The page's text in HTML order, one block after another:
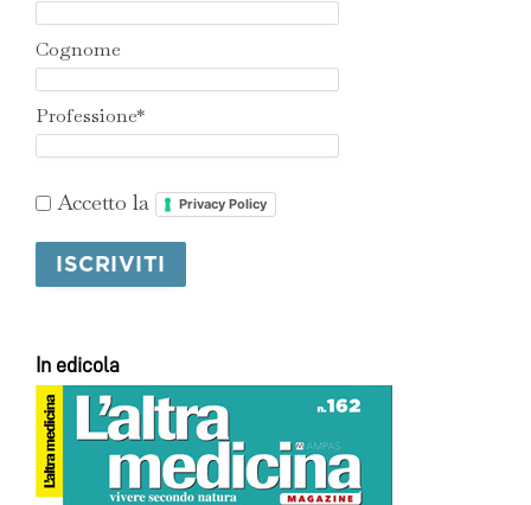
Cognome
Professione*
Accetto la Privacy Policy
In edicola